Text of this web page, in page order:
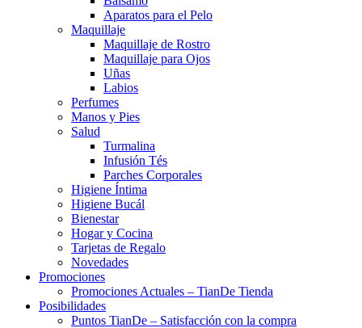
Aparatos para el Pelo
Maquillaje
Maquillaje de Rostro
Maquillaje para Ojos
Uñas
Labios
Perfumes
Manos y Pies
Salud
Turmalina
Infusión Tés
Parches Corporales
Higiene Íntima
Higiene Bucál
Bienestar
Hogar y Cocina
Tarjetas de Regalo
Novedades
Promociones
Promociones Actuales – TianDe Tienda
Posibilidades
Puntos TianDe – Satisfacción con la compra